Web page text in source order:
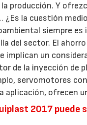
producción. Y
la cuestión
siempre es
del sector. El
implican un
de la inyección de
servomotores
aplicación, ofrecen
2017